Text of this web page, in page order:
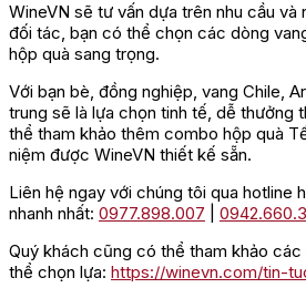
WineVN sẽ tư vấn dựa trên nhu cầu và
đối tác, bạn có thể chọn các dòng
hộp quà sang trọng.
Với bạn bè, đồng nghiệp, vang Chile,
trung sẽ là lựa chọn tinh tế, dễ thưởng
thể tham khảo thêm combo hộp quà
niệm được WineVN thiết kế sẵn.
Liên hệ ngay với chúng tôi qua hotline
nhanh nhất: 0977.898.007
Quý khách cũng có thể tham khảo
thể chọn lựa: https://winevn.com/tin-